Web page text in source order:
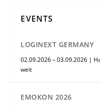
EVENTS
LOGINEXT GERMANY
02.09.2026 – 03.09.2026 |
weit
EMOKON 2026